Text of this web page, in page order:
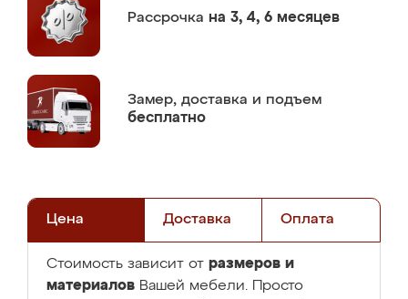
Рассрочка на 3, 4, 6 месяцев
Замер, доставка и подъем
бесплатно
Цена Доставка Оплата
Стоимость зависит от размеров и
материалов Вашей мебели. Просто